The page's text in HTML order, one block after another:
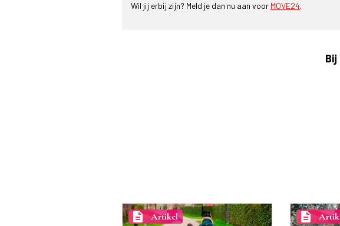
Wil jij erbij zijn? Meld je dan nu aan voor MOVE24.
description Artikel description